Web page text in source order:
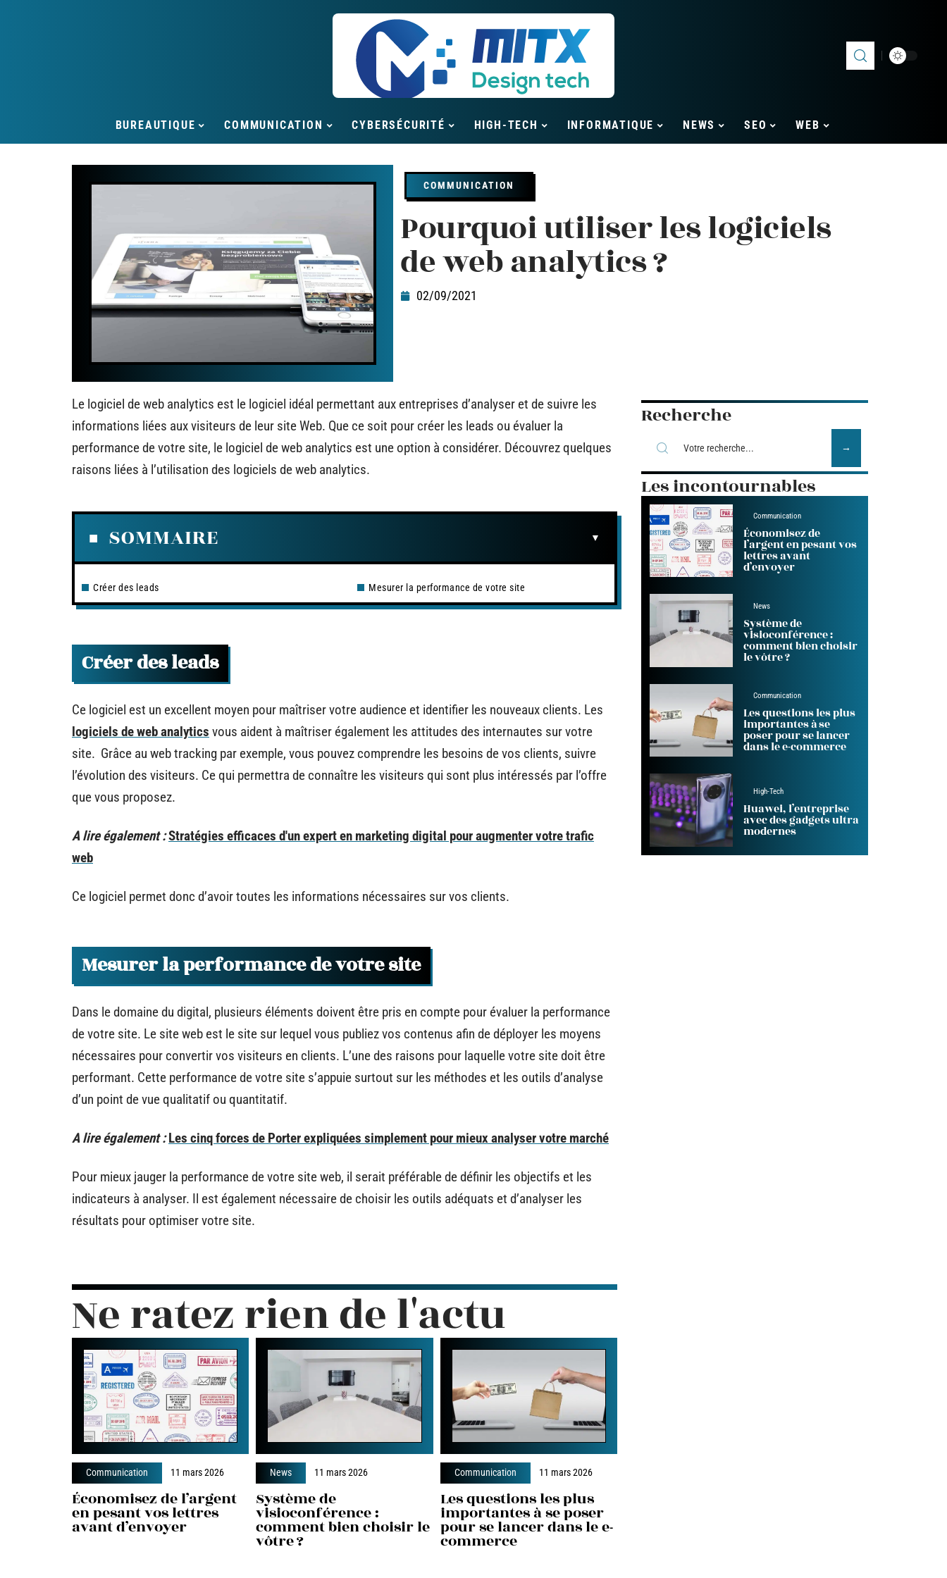
BUREAUTIQUE COMMUNICATION CYBERSÉCURITÉ HIGH-TECH INFORMATIQUE NEWS SEO WEB
COMMUNICATION
Pourquoi utiliser les logiciels
de web analytics ?
02/09/2021
Le logiciel de web analytics est le logiciel idéal permettant aux entreprises d’analyser et de suivre les
informations liées aux visiteurs de leur site Web. Que ce soit pour créer les leads ou évaluer la
performance de votre site, le logiciel de web analytics est une option à considérer. Découvrez quelques
raisons liées à l’utilisation des logiciels de web analytics.
SOMMAIRE
Créer des leads Mesurer la performance de votre site
Créer des leads
Ce logiciel est un excellent moyen pour maîtriser votre audience et identifier les nouveaux clients. Les
logiciels de web analytics vous aident à maîtriser également les attitudes des internautes sur votre
site. Grâce au web tracking par exemple, vous pouvez comprendre les besoins de vos clients, suivre
l’évolution des visiteurs. Ce qui permettra de connaître les visiteurs qui sont plus intéressés par l’offre
que vous proposez.
A lire également :Stratégies efficaces d'un expert en marketing digital pour augmenter votre trafic
web
Ce logiciel permet donc d’avoir toutes les informations nécessaires sur vos clients.
Mesurer la performance de votre site
Dans le domaine du digital, plusieurs éléments doivent être pris en compte pour évaluer la performance
de votre site. Le site web est le site sur lequel vous publiez vos contenus afin de déployer les moyens
nécessaires pour convertir vos visiteurs en clients. L’une des raisons pour laquelle votre site doit être
performant. Cette performance de votre site s’appuie surtout sur les méthodes et les outils d’analyse
d’un point de vue qualitatif ou quantitatif.
A lire également : Les cinq forces de Porter expliquées simplement pour mieux analyser votre marché
Pour mieux jauger la performance de votre site web, il serait préférable de définir les objectifs et les
indicateurs à analyser. Il est également nécessaire de choisir les outils adéquats et d’analyser les
résultats pour optimiser votre site.
Ne ratez rien de l'actu
Communication 11 mars 2026
Économisez de l’argent
en pesant vos lettres
avant d’envoyer
News 11 mars 2026
Système de
visioconférence :
comment bien choisir le
vôtre ?
Communication 11 mars 2026
Les questions les plus
importantes à se poser
pour se lancer dans le e-
commerce
Recherche
Les incontournables
Communication
Économisez de
l’argent en pesant vos
lettres avant
d’envoyer
News
Système de
visioconférence :
comment bien choisir
le vôtre ?
Communication
Les questions les plus
importantes à se
poser pour se lancer
dans le e-commerce
High-Tech
Huawei, l’entreprise
avec des gadgets ultra
modernes